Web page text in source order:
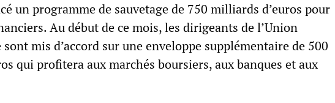
un programme de sauvetage de 750 milliards d’euros pour
Au début de ce mois, les dirigeants de l’Union
sont mis d’accord sur une enveloppe supplémentaire de 500
qui profitera aux marchés boursiers, aux banques et aux